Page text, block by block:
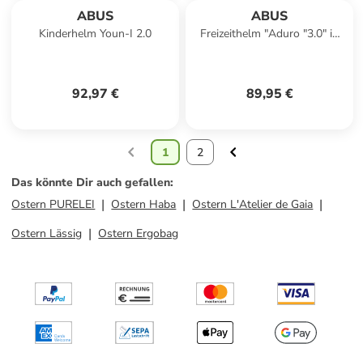
ABUS
Kinderhelm Youn-I 2.0
92,97 €
ABUS
Freizeithelm "Aduro "3.0" in
89,95 €
1
2
Das könnte Dir auch gefallen:
Ostern PURELEI
Ostern Haba
Ostern L'Atelier de Gaia
Ostern Lässig
Ostern Ergobag